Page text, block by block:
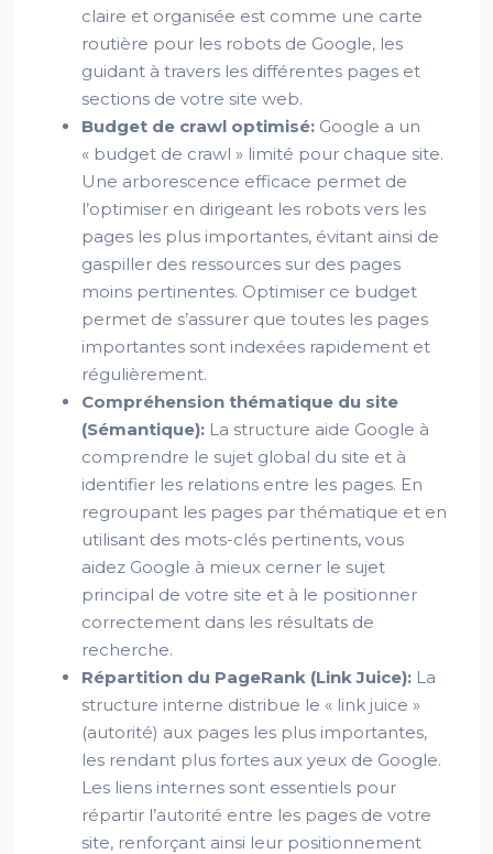
claire et organisée est comme une carte
routière pour les robots de Google, les
guidant à travers les différentes pages et
sections de votre site web.
Budget de crawl optimisé: Google a un
« budget de crawl » limité pour chaque site.
Une arborescence efficace permet de
l’optimiser en dirigeant les robots vers les
pages les plus importantes, évitant ainsi de
gaspiller des ressources sur des pages
moins pertinentes. Optimiser ce budget
permet de s’assurer que toutes les pages
importantes sont indexées rapidement et
régulièrement.
Compréhension thématique du site
(Sémantique): La structure aide Google à
comprendre le sujet global du site et à
identifier les relations entre les pages. En
regroupant les pages par thématique et en
utilisant des mots-clés pertinents, vous
aidez Google à mieux cerner le sujet
principal de votre site et à le positionner
correctement dans les résultats de
recherche.
Répartition du PageRank (Link Juice): La
structure interne distribue le « link juice »
(autorité) aux pages les plus importantes,
les rendant plus fortes aux yeux de Google.
Les liens internes sont essentiels pour
répartir l’autorité entre les pages de votre
site, renforçant ainsi leur positionnement